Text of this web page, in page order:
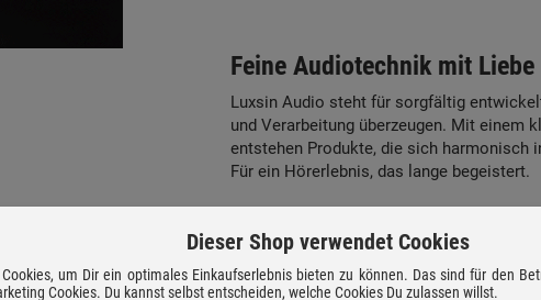
Feine Audiotechnik mit Liebe
Luxsin Audio steht für sorgfältig
und Verarbeitung überzeugen. Mit einem
entstehen Produkte, die sich harmonisch
Für ein Hörerlebnis, das lange begeistert.
Dieser Shop verwendet Cookies
um Dir ein optimales Einkaufserlebnis bieten zu können. Das sind für den
Cookies. Du kannst selbst entscheiden, welche Cookies Du zulassen willst.